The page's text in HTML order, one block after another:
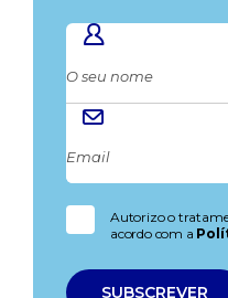
Autorizo o
acordo com a